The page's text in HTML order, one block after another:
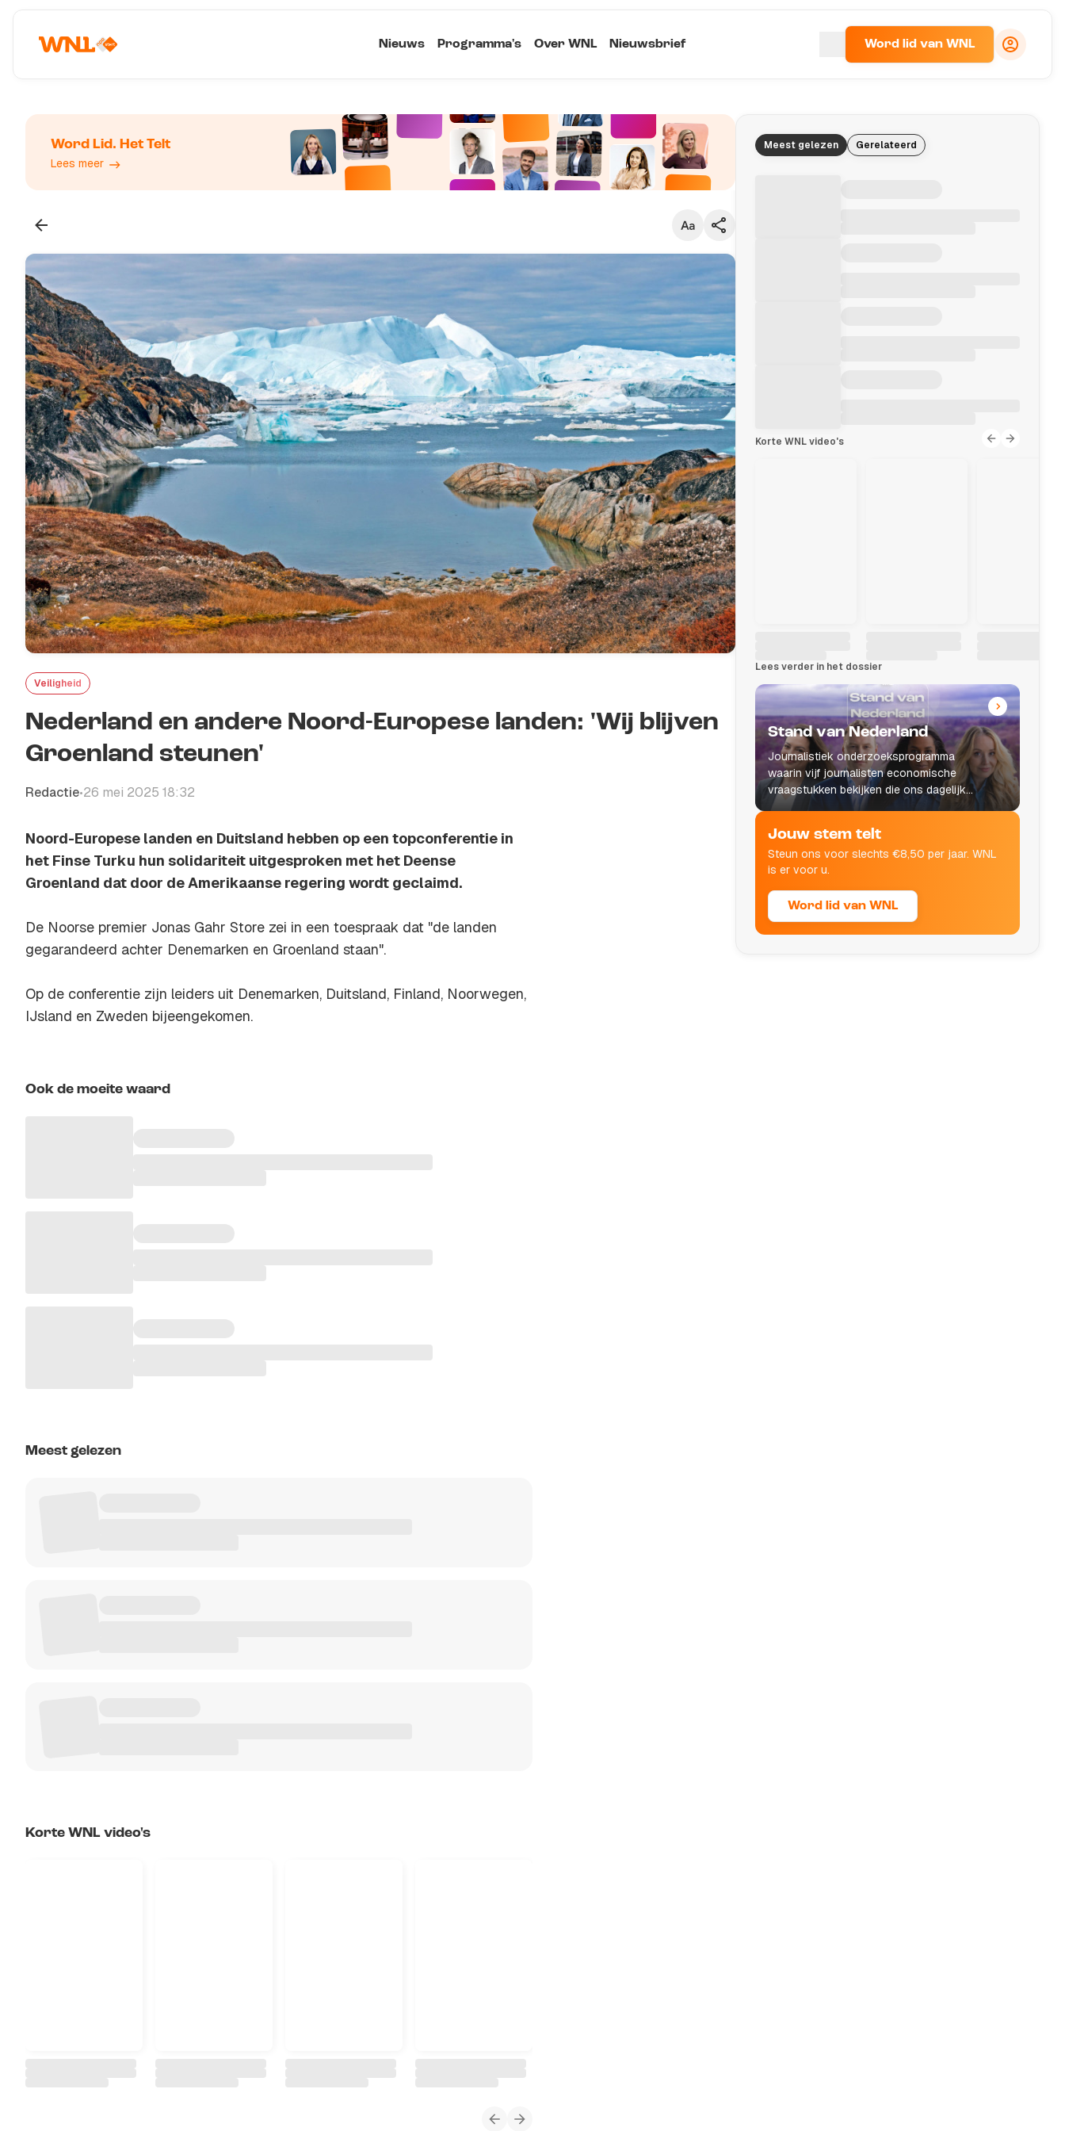
Nieuws Programma's Over WNL Nieuwsbrief Word lid van WNL
Word Lid. Het Telt
Lees meer
Klein
Standaard
Groot
Kopieer link
Veiligheid
Nederland en andere Noord-Europese landen: 'Wij blijven
Groenland steunen'
Redactie•26 mei 2025 18:32
Noord-Europese landen en Duitsland hebben op een topconferentie in
het Finse Turku hun solidariteit uitgesproken met het Deense
Groenland dat door de Amerikaanse regering wordt geclaimd.
De Noorse premier Jonas Gahr Store zei in een toespraak dat "de landen
gegarandeerd achter Denemarken en Groenland staan".
Op de conferentie zijn leiders uit Denemarken, Duitsland, Finland, Noorwegen,
IJsland en Zweden bijeengekomen.
Ook de moeite waard
Meest gelezen
Korte WNL video's
Meest gelezen Gerelateerd
Korte WNL video's
Lees verder in het dossier
Stand van Nederland
Journalistiek onderzoeksprogramma
waarin vijf journalisten economische
vraagstukken bekijken die ons dagelijks
leven raken.
Jouw stem telt
Steun ons voor slechts €8,50 per jaar. WNL
is er voor u.
Word lid van WNL